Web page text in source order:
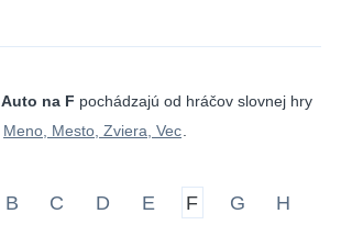
Auto na F pochádzajú od hráčov slovnej hry
Meno, Mesto, Zviera, Vec
B C D E F G
H